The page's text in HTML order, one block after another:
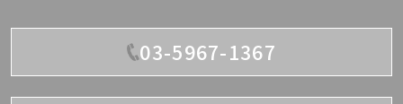
03-5967-1367